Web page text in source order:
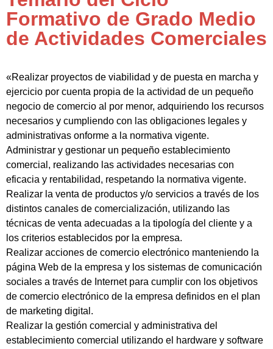
Formativo de Grado Medio
de Actividades Comerciales
«Realizar proyectos de viabilidad y de puesta en marcha y
ejercicio por cuenta propia de la actividad de un pequeño
negocio de comercio al por menor, adquiriendo los recursos
necesarios y cumpliendo con las obligaciones legales y
administrativas onforme a la normativa vigente.
Administrar y gestionar un pequeño establecimiento
comercial, realizando las actividades necesarias con
eficacia y rentabilidad, respetando la normativa vigente.
Realizar la venta de productos y/o servicios a través de los
distintos canales de comercialización, utilizando las
técnicas de venta adecuadas a la tipología del cliente y a
los criterios establecidos por la empresa.
Realizar acciones de comercio electrónico manteniendo la
página Web de la empresa y los sistemas de comunicación
sociales a través de Internet para cumplir con los objetivos
de comercio electrónico de la empresa definidos en el plan
de marketing digital.
Realizar la gestión comercial y administrativa del
establecimiento comercial utilizando el hardware y software